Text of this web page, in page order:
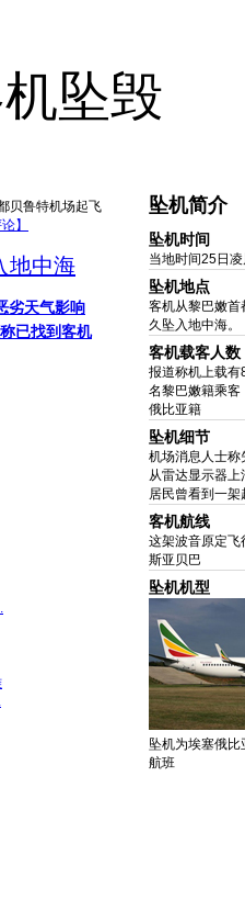
坠毁
贝鲁特机场起飞
】
地中海
劣天气影响
已找到客机
坠机简介
坠机时间
当地时间25日
坠机地点
客机从黎巴嫩首
久坠入地中海。
客机载客人数
报道称机上载
名黎巴嫩籍乘客
俄比亚籍
坠机细节
机场消息人士
从雷达显示器
居民曾看到一
客机航线
这架波音原定飞
斯亚贝巴
坠机机型
坠机为埃塞俄
航班